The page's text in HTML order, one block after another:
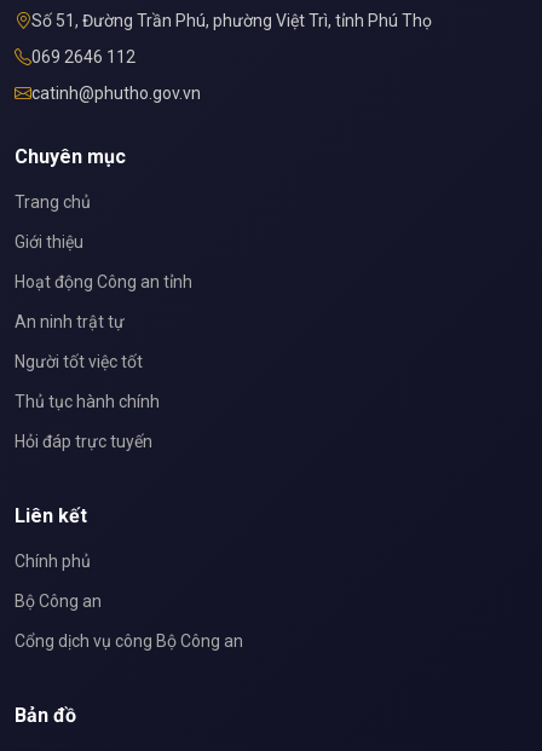
Số 51, Đường Trần Phú, phường Việt Trì, tỉnh Phú Thọ
069 2646 112
catinh@phutho.gov.vn
Chuyên mục
Trang chủ
Giới thiệu
Hoạt động Công an tỉnh
An ninh trật tự
Người tốt việc tốt
Thủ tục hành chính
Hỏi đáp trực tuyến
Liên kết
Chính phủ
Bộ Công an
Cổng dịch vụ công Bộ Công an
Bản đồ